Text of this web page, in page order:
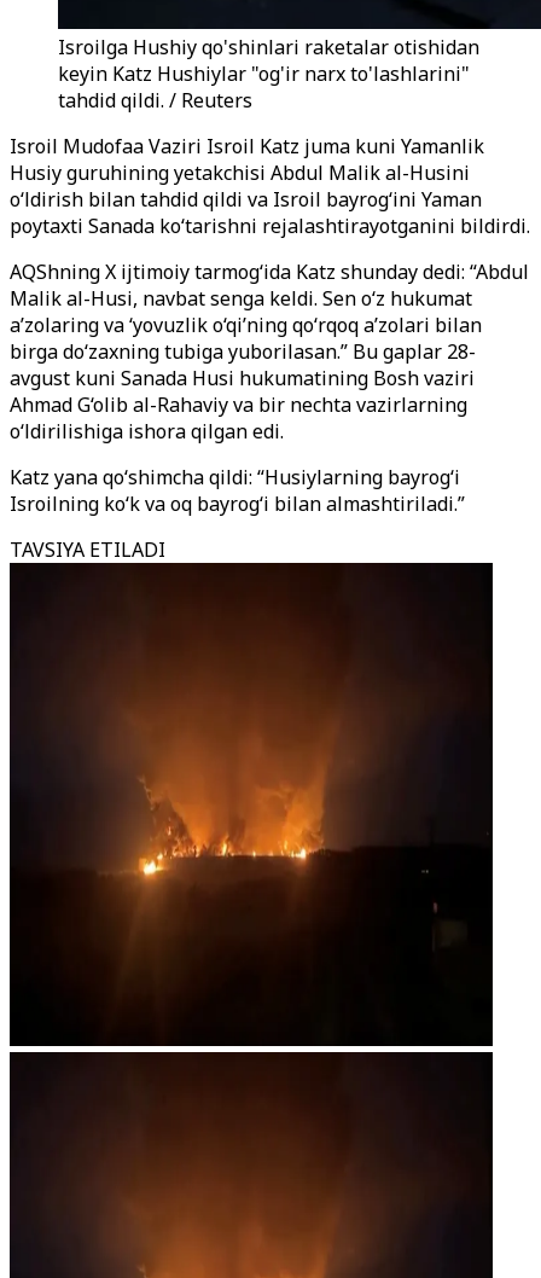
Isroilga Hushiy qo'shinlari raketalar otishidan
keyin Katz Hushiylar "og'ir narx to'lashlarini"
tahdid qildi. / Reuters
Isroil Mudofaa Vaziri Isroil Katz juma kuni Yamanlik
Husiy guruhining yetakchisi Abdul Malik al-Husini
o‘ldirish bilan tahdid qildi va Isroil bayrog‘ini Yaman
poytaxti Sanada ko‘tarishni rejalashtirayotganini bildirdi.
AQShning X ijtimoiy tarmog‘ida Katz shunday dedi: “Abdul
Malik al-Husi, navbat senga keldi. Sen o‘z hukumat
a’zolaring va ‘yovuzlik o‘qi’ning qo‘rqoq a’zolari bilan
birga do‘zaxning tubiga yuborilasan.” Bu gaplar 28-
avgust kuni Sanada Husi hukumatining Bosh vaziri
Ahmad G‘olib al-Rahaviy va bir nechta vazirlarning
o‘ldirilishiga ishora qilgan edi.
Katz yana qo‘shimcha qildi: “Husiylarning bayrog‘i
Isroilning ko‘k va oq bayrog‘i bilan almashtiriladi.”
TAVSIYA ETILADI